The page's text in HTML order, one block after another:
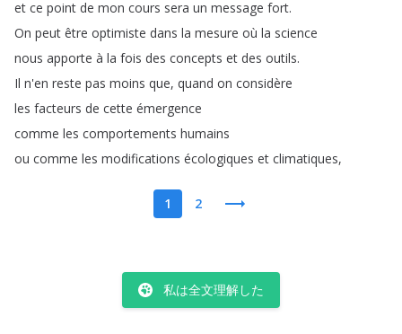
et ce point de mon cours sera un message fort.
On peut être optimiste dans la mesure où la science
nous apporte à la fois des concepts et des outils.
Il n'en reste pas moins que, quand on considère
les facteurs de cette émergence
comme les comportements humains
ou comme les modifications écologiques et climatiques,
1 2
私は全文理解した